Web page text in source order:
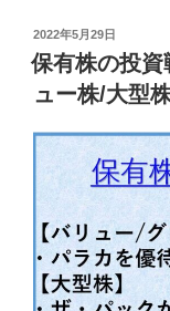
投
稿
日:
2022年5月29日
保有株の投
ュー株/大型